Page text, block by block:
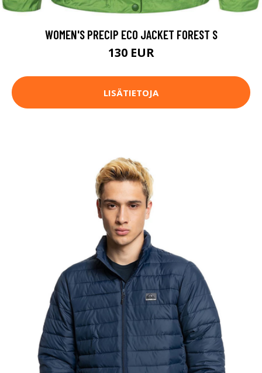
WOMEN'S PRECIP ECO JACKET FOREST S
130 EUR
LISÄTIETOJA